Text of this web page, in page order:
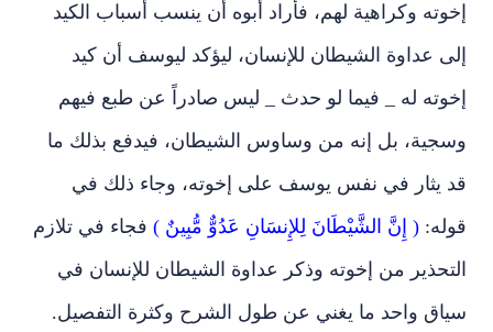
إخوته وكراهية لهم، فأراد أبوه أن ينسب أسباب الكيد
إلى عداوة الشيطان للإنسان، ليؤكد ليوسف أن كيد
إخوته له _ فيما لو حدث _ ليس صادراً عن طبع فيهم
وسجية، بل إنه من وساوس الشيطان، فيدفع بذلك ما
قد يثار في نفس يوسف على إخوته، وجاء ذلك في
قوله: ( إِنَّ الشَّيْطَانَ لِلإِنسَانِ عَدُوٌّ مُّبِينٌ ) فجاء في تلازم
التحذير من إخوته وذكر عداوة الشيطان للإنسان في
سياق واحد ما يغني عن طول الشرح وكثرة التفصيل.